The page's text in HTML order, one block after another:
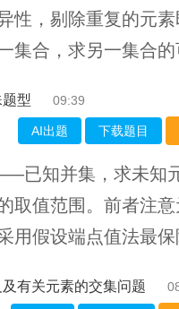
性，剔除重复的元
集合，求另一集合
型 09:39
AI出题 下载题目
已知并集，求未知
取值范围。前者注
用假设端点值法最保
有关元素的交集问题